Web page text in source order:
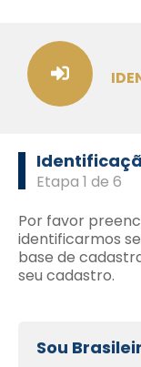
Etapa 1 de 6
Por favor
identificarmos
base de
seu cadastro.
Sou